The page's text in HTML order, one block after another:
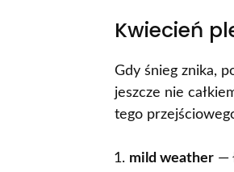
Kwiecień
Gdy śnieg znika,
jeszcze nie
tego
mild weather —